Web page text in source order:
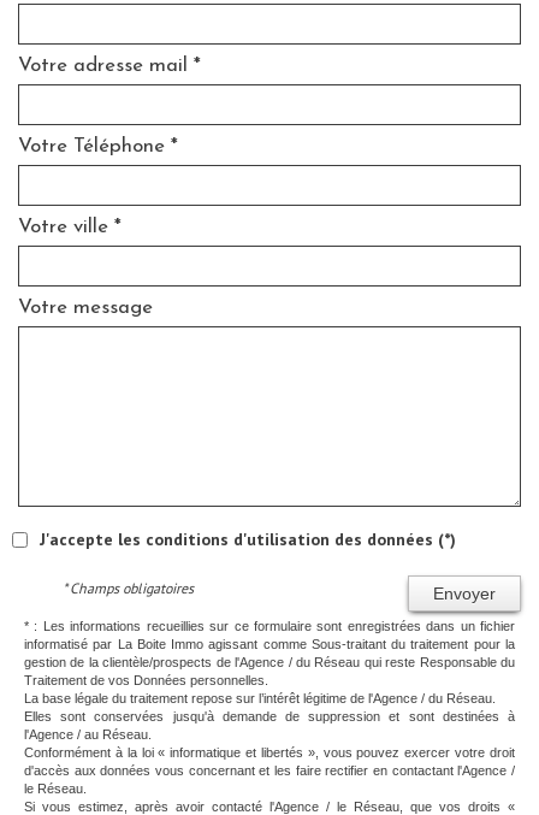
Votre adresse mail *
Votre Téléphone *
Votre ville *
Votre message
J'accepte les conditions d'utilisation des données (*)
Envoyer
* Champs obligatoires
* : Les informations recueillies sur ce formulaire sont enregistrées dans un fichier
informatisé par La Boite Immo agissant comme Sous-traitant du traitement pour la
gestion de la clientèle/prospects de l'Agence / du Réseau qui reste Responsable du
Traitement de vos Données personnelles.
La base légale du traitement repose sur l’intérêt légitime de l'Agence / du Réseau.
Elles sont conservées jusqu'à demande de suppression et sont destinées à
l'Agence / au Réseau.
Conformément à la loi « informatique et libertés », vous pouvez exercer votre droit
d'accès aux données vous concernant et les faire rectifier en contactant l'Agence /
le Réseau.
Si vous estimez, après avoir contacté l'Agence / le Réseau, que vos droits «